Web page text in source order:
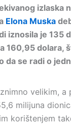
izlaska
Elona Muska
iznosila je 135
160,95 dolara,
da se radi o
velikim,
milijuna
korištenjem